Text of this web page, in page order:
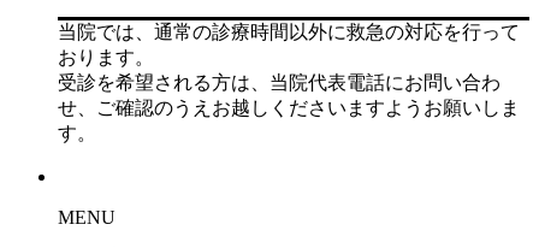
当院では、通常の診療時間以外に救急の対応を行って
おります。
受診を希望される方は、当院代表電話にお問い合わ
せ、ご確認のうえお越しくださいますようお願いしま
す。
MENU